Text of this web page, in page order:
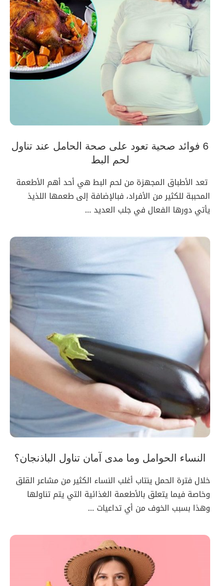
6 فوائد صحية تعود على صحة الحامل عند تناول
لحم البط
تعد الأطباق المجهزة من لحم البط هي أحد أهم الأطعمة
المحببة للكثير من الأفراد، فبالإضافة إلى طعمها اللذيذ
يأتي دورها الفعال في جلب العديد …
النساء الحوامل وما مدى آمان تناول الباذنجان؟
خلال فترة الحمل ينتاب أغلب النساء الكثير من مشاعر القلق
وخاصة فيما يتعلق بالأطعمة الغذائية التي يتم تناولها
وهذا بسبب الخوف من أي تداعيات …